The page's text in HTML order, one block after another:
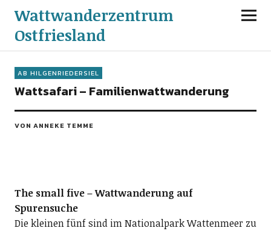
Wattwanderzentrum
Ostfriesland
AB HILGENRIEDERSIEL
Wattsafari – Familienwattwanderung
VON ANNEKE TEMME
The small five – Wattwanderung auf
Spurensuche
Die kleinen fünf sind im Nationalpark Wattenmeer zu